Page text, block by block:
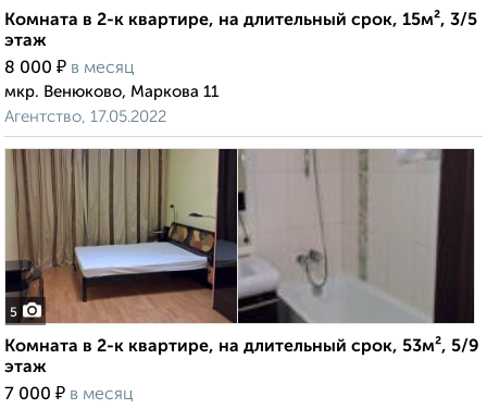
Комната в 2-к квартире, на длительный срок, 15м², 3/5
этаж
8 000 ₽ в месяц
мкр. Венюково, Маркова 11
Агентство, 17.05.2022
5
Комната в 2-к квартире, на длительный срок, 53м², 5/9
этаж
7 000 ₽ в месяц